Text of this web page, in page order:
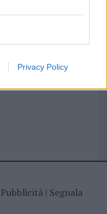
Privacy Policy
Pubblicità| Segnala